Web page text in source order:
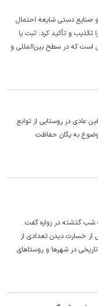
و صنایع دستی شایعه احتمال
تکذیب و تأکید کرد: ثبت یا
است که در سطح بین‌المللی و
عادی در روستایی از توابع
به یگان حفاظت
شب گذشته در زواره گفت:
از خسارت دیدن تعدادی از
در شهرها و روستاهای